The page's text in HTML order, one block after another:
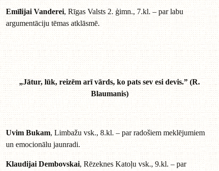
Emīlijai Vanderei, Rīgas Valsts 2. ģimn., 7.kl. – par labu
argumentāciju tēmas atklāsmē.
„Jātur, lūk, reizēm arī vārds, ko pats sev esi devis.” (R.
Blaumanis)
Uvim Bukam, Limbažu vsk., 8.kl. – par radošiem meklējumiem
un emocionālu jaunradi.
Klaudijai Dembovskai, Rēzeknes Katoļu vsk., 9.kl. – par